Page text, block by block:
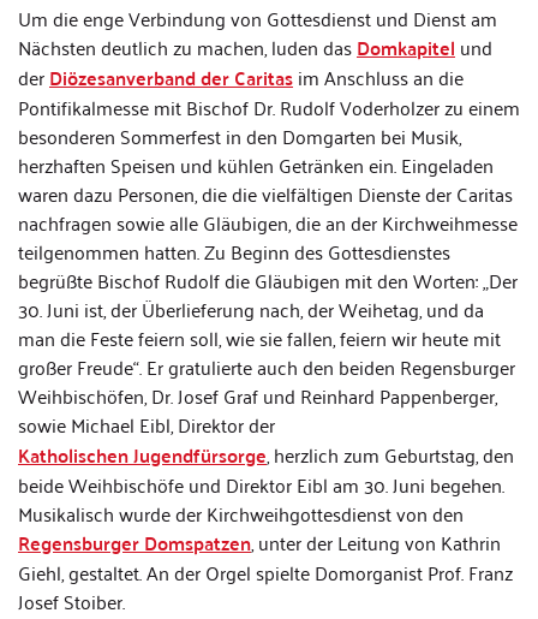
Um die enge Verbindung von Gottesdienst und Dienst am
Nächsten deutlich zu machen, luden dasDomkapitelund
derDiözesanverband der Caritasim Anschluss an die
Pontifikalmesse mit Bischof Dr. Rudolf Voderholzer zu einem
besonderen Sommerfest in den Domgarten bei Musik,
herzhaften Speisen und kühlen Getränken ein. Eingeladen
waren dazu Personen, die die vielfältigen Dienste der Caritas
nachfragen sowie alle Gläubigen, die an der Kirchweihmesse
teilgenommen hatten. Zu Beginn des Gottesdienstes
begrüßte Bischof Rudolf die Gläubigen mit den Worten: „Der
30. Juni ist, der Überlieferung nach, der Weihetag, und da
man die Feste feiern soll, wie sie fallen, feiern wir heute mit
großer Freude“. Er gratulierte auch den beiden Regensburger
Weihbischöfen, Dr. Josef Graf und Reinhard Pappenberger,
sowie Michael Eibl, Direktor der
Katholischen Jugendfürsorge, herzlich zum Geburtstag, den
beide Weihbischöfe und Direktor Eibl am 30. Juni begehen.
Musikalisch wurde der Kirchweihgottesdienst von den
Regensburger Domspatzen, unter der Leitung von Kathrin
Giehl, gestaltet. An der Orgel spielte Domorganist Prof. Franz
Josef Stoiber.